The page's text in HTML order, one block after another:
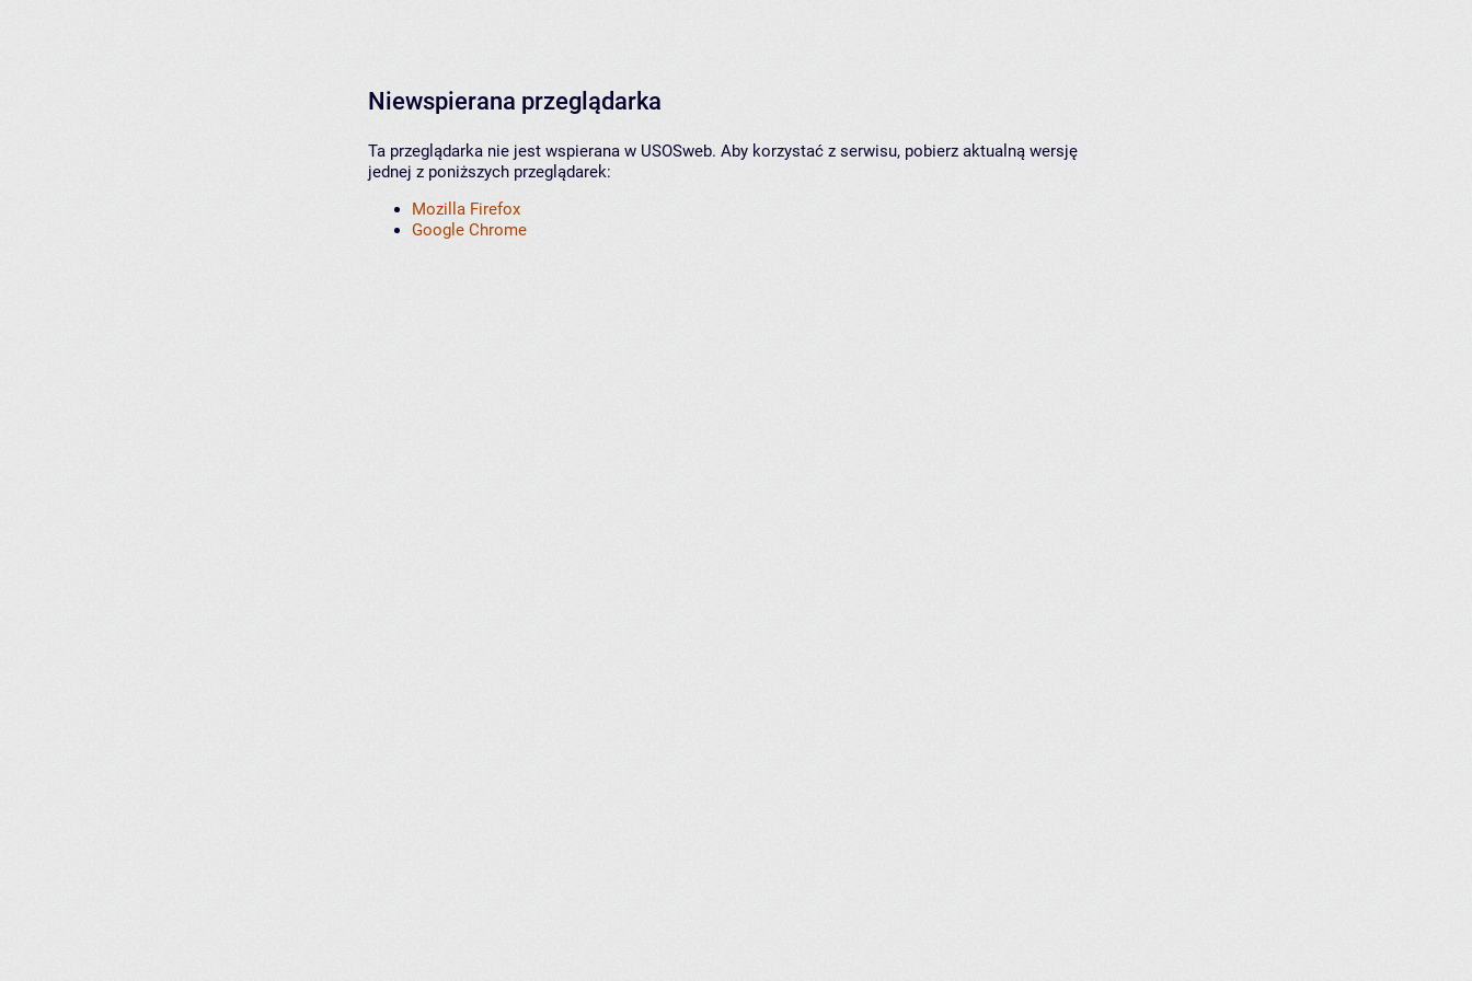
Niewspierana przeglądarka
Ta przeglądarka nie jest wspierana w USOSweb. Aby korzystać z serwisu, pobierz aktualną wersję
jednej z poniższych przeglądarek:
Mozilla Firefox
Google Chrome